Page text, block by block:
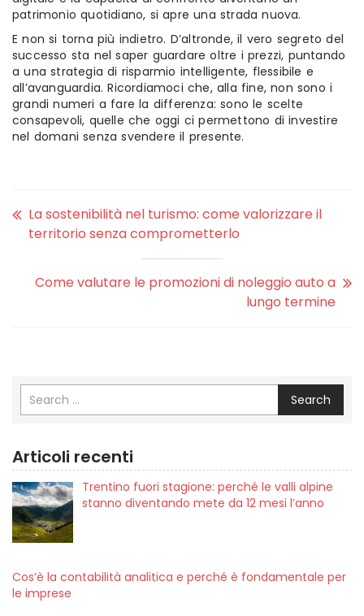
patrimonio quotidiano, si apre una strada nuova.
E non si torna più indietro. D’altronde, il vero segreto del
successo sta nel saper guardare oltre i prezzi, puntando
a una strategia di risparmio intelligente, flessibile e
all’avanguardia. Ricordiamoci che, alla fine, non sono i
grandi numeri a fare la differenza: sono le scelte
consapevoli, quelle che oggi ci permettono di investire
nel domani senza svendere il presente.
La sostenibilità nel turismo: come valorizzare il
territorio senza comprometterlo
Come valutare le promozioni di noleggio auto a
lungo termine
Search
Articoli recenti
Trentino fuori stagione: perché le valli alpine
stanno diventando mete da 12 mesi l’anno
Cos’è la contabilità analitica e perché è fondamentale per
le imprese